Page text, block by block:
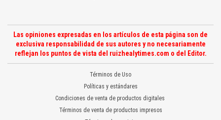
Las opiniones expresadas en los artículos de esta página son de
exclusiva responsabilidad de sus autores y no necesariamente
reflejan los puntos de vista del ruizhealytimes.com o del Editor.
Términos de Uso
Políticas y estándares
Condiciones de venta de productos digitales
Términos de venta de productos impresos